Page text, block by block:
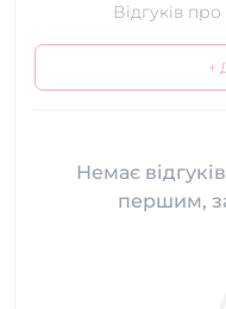
Відгуків
+
Немає
першим,